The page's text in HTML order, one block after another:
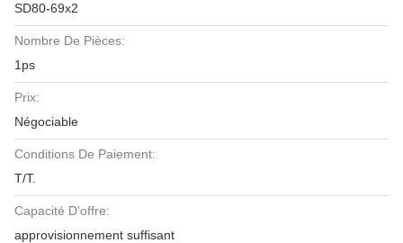
SD80-69x2
Nombre De Pièces:
1ps
Prix:
Négociable
Conditions De Paiement:
T/T.
Capacité D'offre:
approvisionnement suffisant